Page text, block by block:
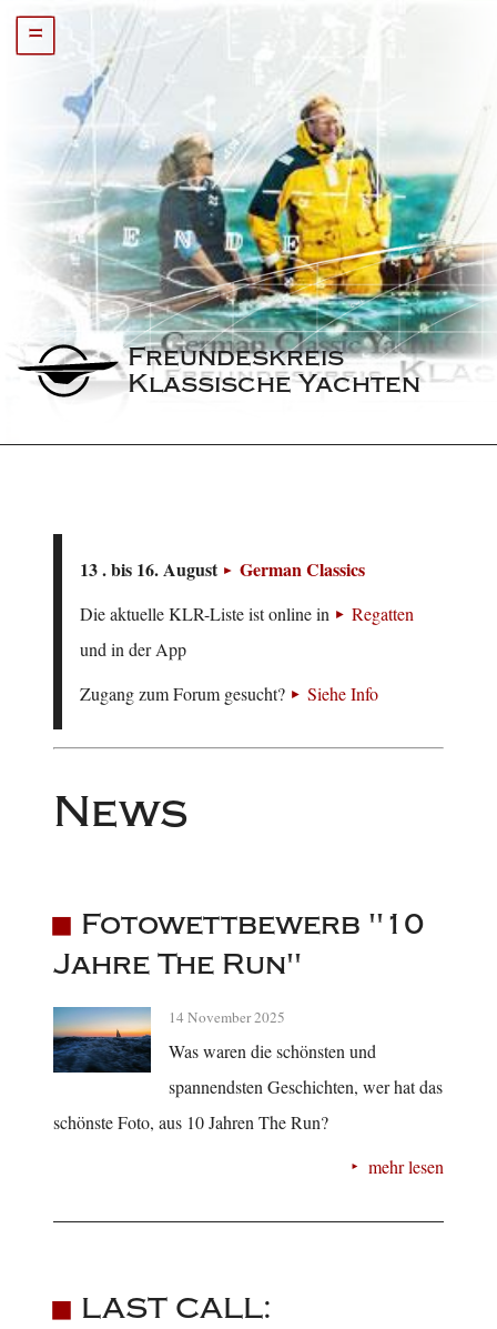
=
Freundeskreis
Klassische Yachten
13 . bis 16. August German Classics
Die aktuelle KLR-Liste ist online in
Regatten
und in der App
Zugang zum Forum gesucht?
Siehe Info
News
Fotowettbewerb "10
Jahre The Run"
14 November 2025
Was waren die schönsten und
spannendsten Geschichten, wer hat das
schönste Foto, aus 10 Jahren The Run?
mehr lesen
LAST CALL: